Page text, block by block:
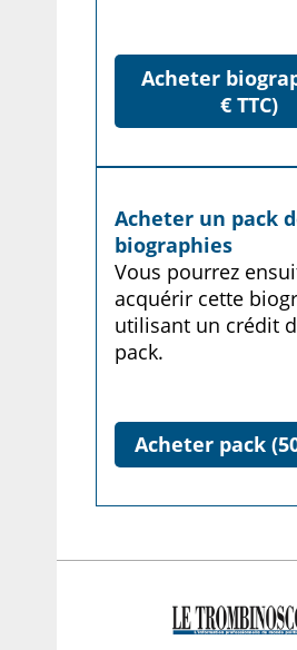
Acheter
€ TTC)
Acheter un pack
biographies
Vous pourrez
acquérir cette
utilisant un crédit
pack.
Acheter pack